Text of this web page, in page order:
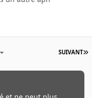
SUIVANT